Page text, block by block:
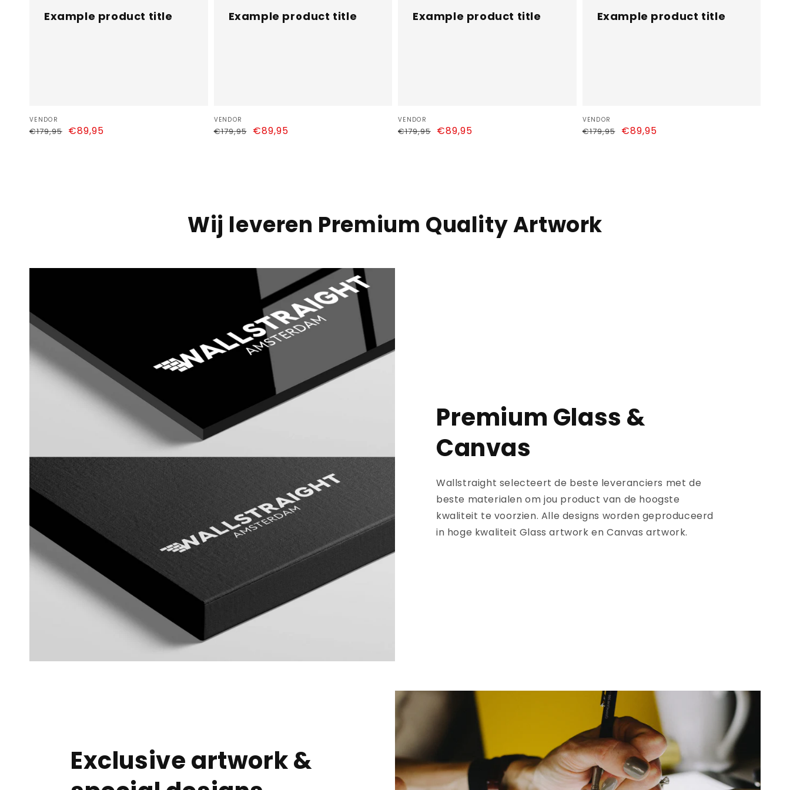
Example product title
Vendor:
VENDOR
Regular
€179,95 Sale
€89,95
Example product title
Vendor:
VENDOR
Regular
€179,95
Sale
€89,95
Example product title
Vendor:
VENDOR
Regular
€179,95 Sale
€89,95
Example product title
Vendor:
VENDOR
Regular
€179,95
Sale
€89,95
Wij leveren Premium Quality Artwork
Premium Glass &
Canvas
Wallstraight selecteert de beste leveranciers met de
beste materialen om jou product van de hoogste
kwaliteit te voorzien. Alle designs worden geproduceerd
in hoge kwaliteit Glass artwork en Canvas artwork.
Exclusive artwork &